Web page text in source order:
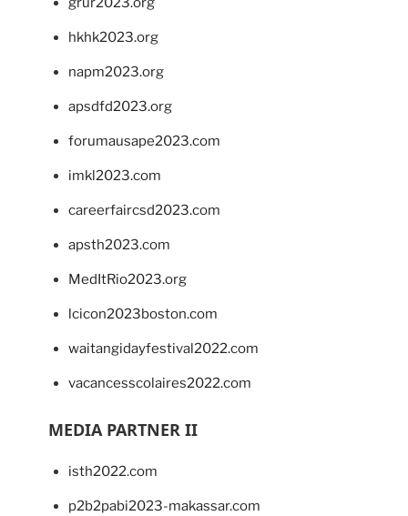
hkhk2023.org
napm2023.org
apsdfd2023.org
forumausape2023.com
imkl2023.com
careerfaircsd2023.com
apsth2023.com
MedItRio2023.org
lcicon2023boston.com
waitangidayfestival2022.com
vacancesscolaires2022.com
MEDIA PARTNER II
isth2022.com
p2b2pabi2023-makassar.com